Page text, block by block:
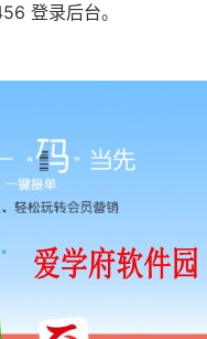
登录后台。